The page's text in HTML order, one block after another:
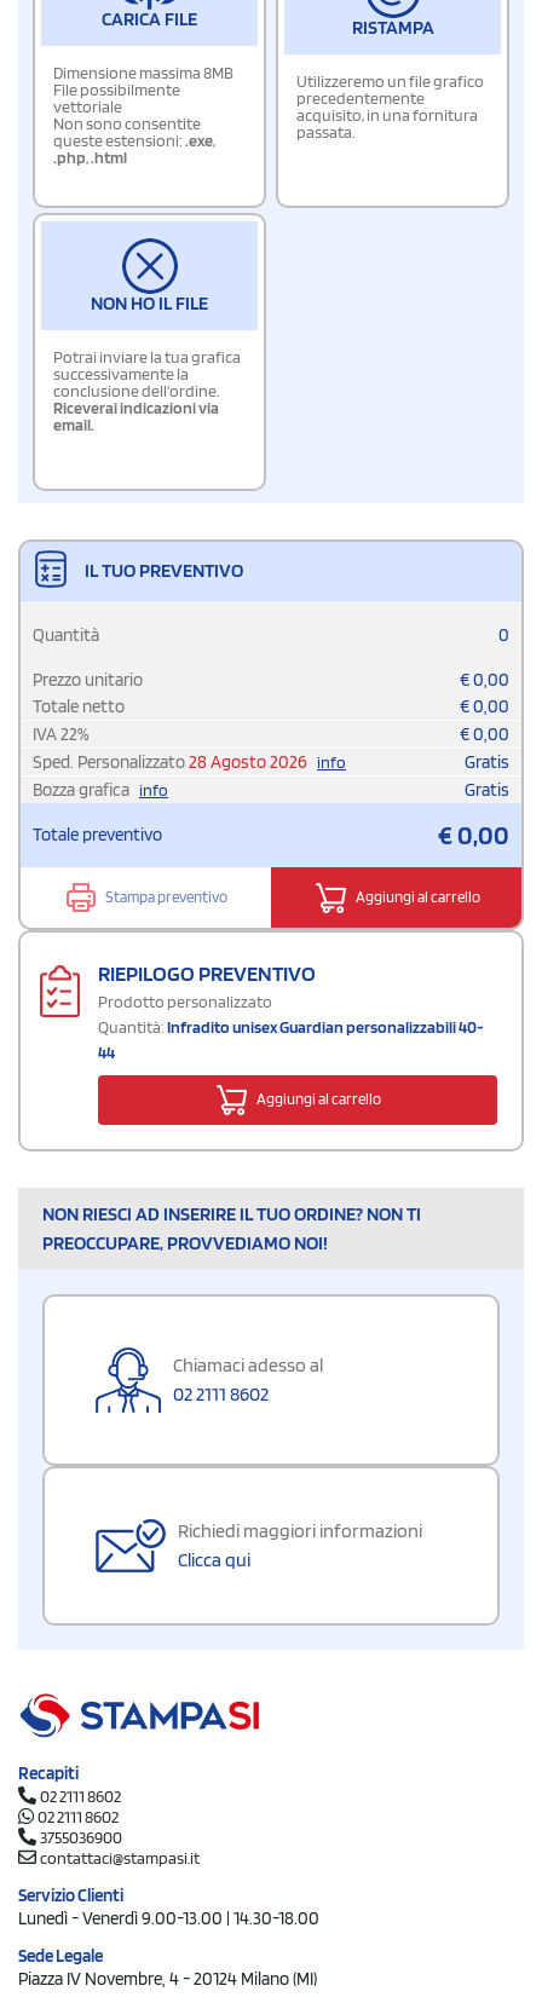
CARICA FILE
Dimensione massima 8MB
File possibilmente
vettoriale
Non sono consentite
queste estensioni:.exe,
.php,.html
RISTAMPA
Utilizzeremo un file grafico
precedentemente
acquisito, in una fornitura
passata.
NON HO IL FILE
Potrai inviare la tua grafica
successivamente la
conclusione dell'ordine.
Riceverai indicazioni via
email.
IL TUO PREVENTIVO
Quantità 0
Prezzo unitario €0,00
Totale netto
€0,00
IVA22% €0,00
Sped. Personalizzato28 Agosto 2026 info
Gratis
Bozza grafica info Gratis
Totale preventivo €0,00
Stampa preventivo Aggiungi al carrello
RIEPILOGO PREVENTIVO
Prodotto personalizzato
Quantità:Infradito unisex Guardian personalizzabili 40-
44
Aggiungi al carrello
NON RIESCI AD INSERIRE IL TUO ORDINE? NON TI
PREOCCUPARE, PROVVEDIAMO NOI!
Chiamaci adesso al
02 2111 8602
Richiedi maggiori informazioni
Clicca qui
Recapiti
02 2111 8602
02 2111 8602
3755036900
contattaci@stampasi.it
Servizio Clienti
Lunedì - Venerdì 9.00-13.00 | 14.30-18.00
Sede Legale
Piazza IV Novembre, 4 - 20124 Milano (MI)